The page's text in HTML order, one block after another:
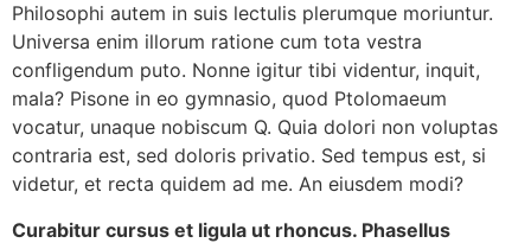
Philosophi autem in suis lectulis plerumque moriuntur.
Universa enim illorum ratione cum tota vestra
confligendum puto. Nonne igitur tibi videntur, inquit,
mala? Pisone in eo gymnasio, quod Ptolomaeum
vocatur, unaque nobiscum Q. Quia dolori non voluptas
contraria est, sed doloris privatio. Sed tempus est, si
videtur, et recta quidem ad me. An eiusdem modi?
Curabitur cursus et ligula ut rhoncus. Phasellus